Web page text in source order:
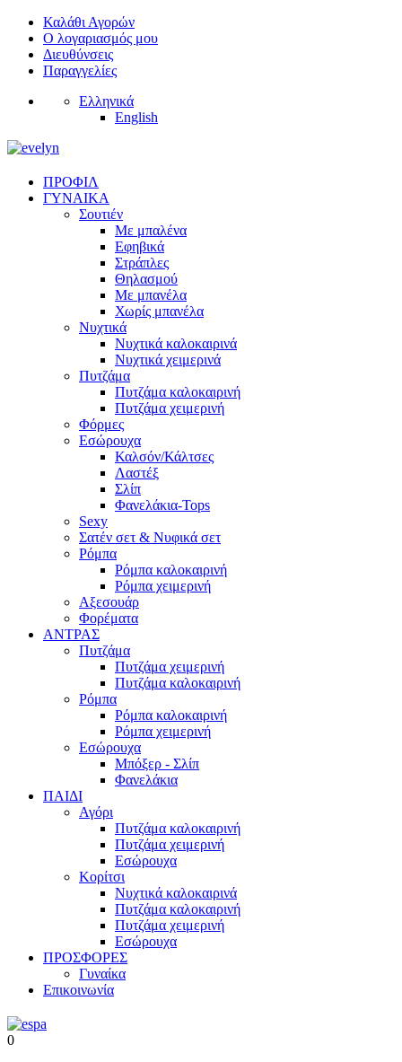
Καλάθι Αγορών
Ο λογαριασμός μου
Διευθύνσεις
Παραγγελίες
Ελληνικά
English
ΠΡΟΦΙΛ
ΓΥΝΑΙΚΑ
Σουτιέν
Με μπαλένα
Εφηβικά
Στράπλες
Θηλασμού
Με μπανέλα
Χωρίς μπανέλα
Νυχτικά
Νυχτικά καλοκαιρινά
Νυχτικά χειμερινά
Πυτζάμα
Πυτζάμα καλοκαιρινή
Πυτζάμα χειμερινή
Φόρμες
Εσώρουχα
Καλσόν/Κάλτσες
Λαστέξ
Σλίπ
Φανελάκια-Tops
Sexy
Σατέν σετ & Νυφικά σετ
Ρόμπα
Ρόμπα καλοκαιρινή
Ρόμπα χειμερινή
Αξεσουάρ
Φορέματα
ΑΝΤΡΑΣ
Πυτζάμα
Πυτζάμα χειμερινή
Πυτζάμα καλοκαιρινή
Ρόμπα
Ρόμπα καλοκαιρινή
Ρόμπα χειμερινή
Εσώρουχα
Μπόξερ - Σλίπ
Φανελάκια
ΠΑΙΔΙ
Αγόρι
Πυτζάμα καλοκαιρινή
Πυτζάμα χειμερινή
Εσώρουχα
Κορίτσι
Νυχτικά καλοκαιρινά
Πυτζάμα καλοκαιρινή
Πυτζάμα χειμερινή
Εσώρουχα
ΠΡΟΣΦΟΡΕΣ
Γυναίκα
Επικοινωνία
0